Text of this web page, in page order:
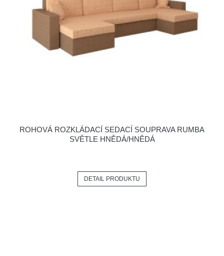
ROHOVÁ ROZKLÁDACÍ SEDACÍ SOUPRAVA RUMBA
SVĚTLE HNĚDÁ/HNĚDÁ
DETAIL PRODUKTU